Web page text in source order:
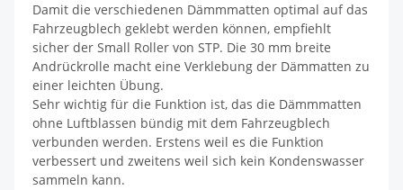
Damit die verschiedenen Dämmmatten optimal auf das
Fahrzeugblech geklebt werden können, empfiehlt
sicher der Small Roller von STP. Die 30 mm breite
Andrückrolle macht eine Verklebung der Dämmatten zu
einer leichten Übung.
Sehr wichtig für die Funktion ist, das die Dämmmatten
ohne Luftblassen bündig mit dem Fahrzeugblech
verbunden werden. Erstens weil es die Funktion
verbessert und zweitens weil sich kein Kondenswasser
sammeln kann.